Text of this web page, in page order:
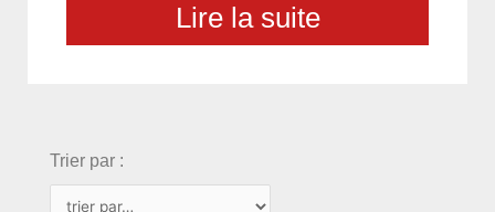
Lire la suite
Trier par :